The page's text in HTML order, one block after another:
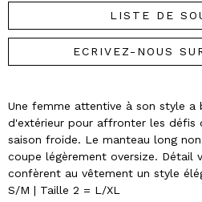
LISTE DE
ECRIVEZ-NOUS
Une femme attentive à son style a
d'extérieur pour affronter les défis
saison froide. Le manteau long
coupe légèrement oversize. Détail
confèrent au vêtement un style
S/M | Taille 2 = L/XL